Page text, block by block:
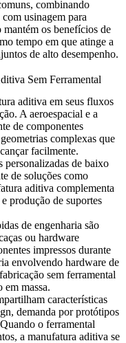
combinando
usinagem para
mantém os benefícios de
tempo em que atinge a
de alto desempenho.
Sem Ferramental
aditiva em seus fluxos
A aeroespacial e a
de componentes
complexas que
facilmente.
personalizadas de baixo
de soluções como
aditiva complementa
produção de suportes
de engenharia são
ou hardware
impressos durante
envolvendo hardware de
sem ferramental
em massa.
características
demanda por protótipos
o ferramental
a manufatura aditiva se